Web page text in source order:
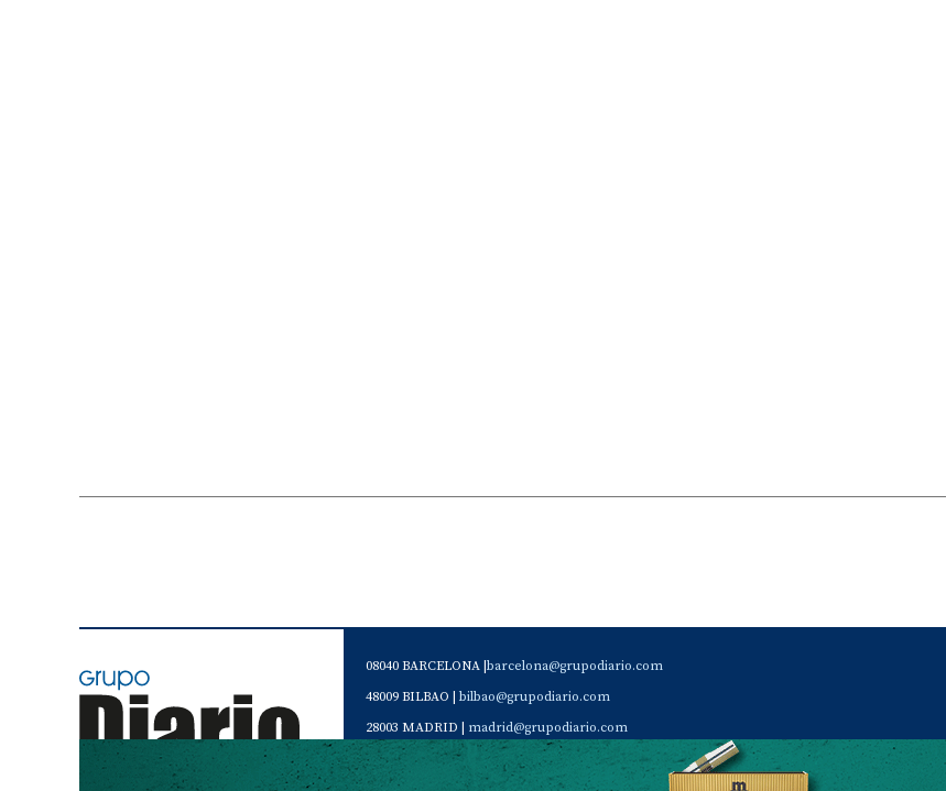
08040 BARCELONA | barcelona@grupodiario.com
48009 BILBAO | bilbao@grupodiario.com
28003 MADRID | madrid@grupodiario.com
46120 Alboraya. VALENCIA |
valencia@grupodiario.com